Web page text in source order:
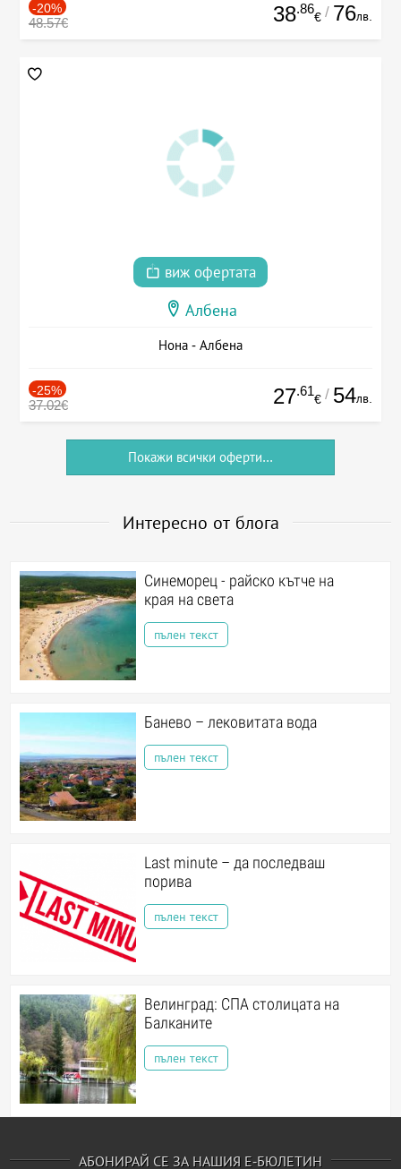
-20%
48.57€ 38.86
€ / 76лв.
виж офертата
Албена
Нона - Албена
-25%
37.02€ 27.61
€ / 54лв.
Покажи всички оферти...
Интересно от блога
Синеморец - райско кътче на
края на света
пълен текст
Банево – лековитата вода
пълен текст
Last minute – да последваш
порива
пълен текст
Велинград: СПА столицата на
Балканите
пълен текст
АБОНИРАЙ СЕ ЗА НАШИЯ Е-БЮЛЕТИН